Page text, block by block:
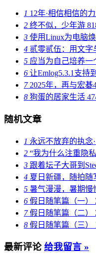
1 12年·相信相信的
2 终不似，少年游
3 使用Linux为电脑
4 贰零贰伍：用文
5 应当为自己培养
6 让Emlog5.3.1支持
72025年，再与宏碁
8 狗蛋的居家生活
随机文章
1 永远不放弃的执念
2 “我为什么注重隐
3 跟着坛子大哥到
4 夏日新疆，随拍随
5 暑气漫漫，暑期慢
6 假日随笔篇（一）
7假日随笔篇（二）
8 假日随笔篇（三）
最新评论 给我留言 »